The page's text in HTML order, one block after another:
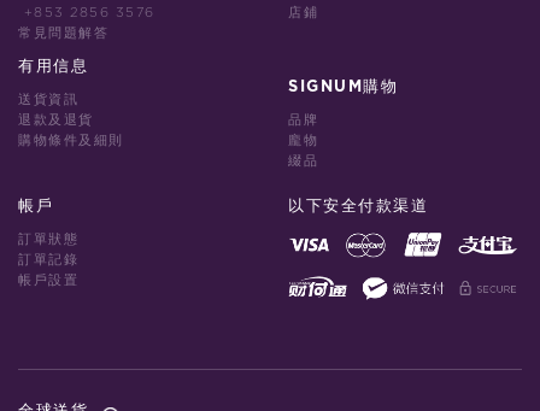
+853 2856 3576
常見問題解答
有用信息
送貨資訊
退款及退貨
購物條件及細則
店鋪
SIGNUM購物
品牌
龐物
綴品
帳戶
訂單狀態
訂單記錄
帳戶設置
以下安全付款渠道